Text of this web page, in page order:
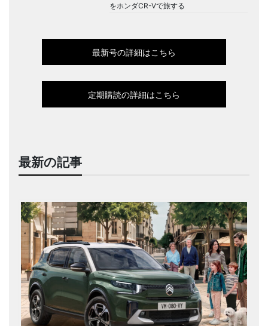
をホンダCR-Vで旅する
最新号の詳細はこちら
定期購読の詳細はこちら
最新の記事